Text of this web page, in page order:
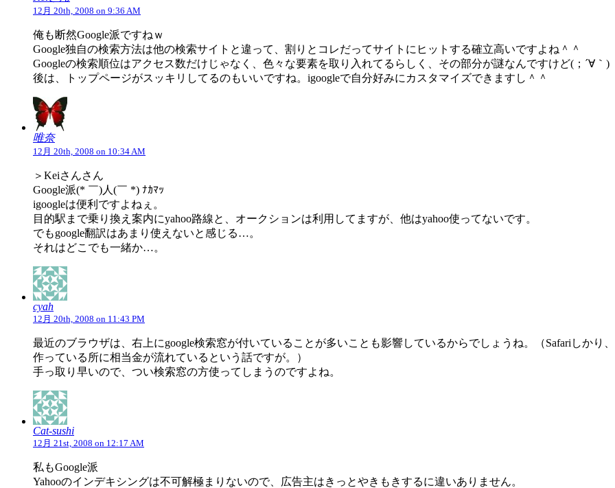
12月 20th, 2008 on 9:36 AM
俺も断然Google派ですねｗ
Google独自の検索方法は他の検索サイトと違って、割りとコレだってサイトにヒットする確立高いですよね＾＾
Googleの検索順位はアクセス数だけじゃなく、色々な要素を取り入れてるらしく、その部分が謎なんですけど(；´∀｀)
後は、トップページがスッキリしてるのもいいですね。igoogleで自分好みにカスタマイズできますし＾＾
唯奈
12月 20th, 2008 on 10:34 AM
＞Keiさんさん
Google派(* ￣)人(￣ *) ﾅｶﾏｯ
igoogleは便利ですよねぇ。
目的駅まで乗り換え案内にyahoo路線と、オークションは利用してますが、他はyahoo使ってないです。
でもgoogle翻訳はあまり使えないと感じる…。
それはどこでも一緒か…。
cyah
12月 20th, 2008 on 11:43 PM
最近のブラウザは、右上にgoogle検索窓が付いていることが多いことも影響しているからでしょうね。（Safariしかり
作っている所に相当金が流れているという話ですが。）
手っ取り早いので、つい検索窓の方使ってしまうのですよね。
Cat-sushi
12月 21st, 2008 on 12:17 AM
私もGoogle派
Yahooのインデキシングは不可解極まりないので、広告主はきっとやきもきするに違いありません。